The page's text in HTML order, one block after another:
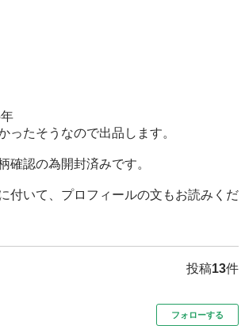
ったそうなので出品します。
確認の為開封済みです。
付いて、プロフィールの文もお読みくだ
投稿13件
フォローする